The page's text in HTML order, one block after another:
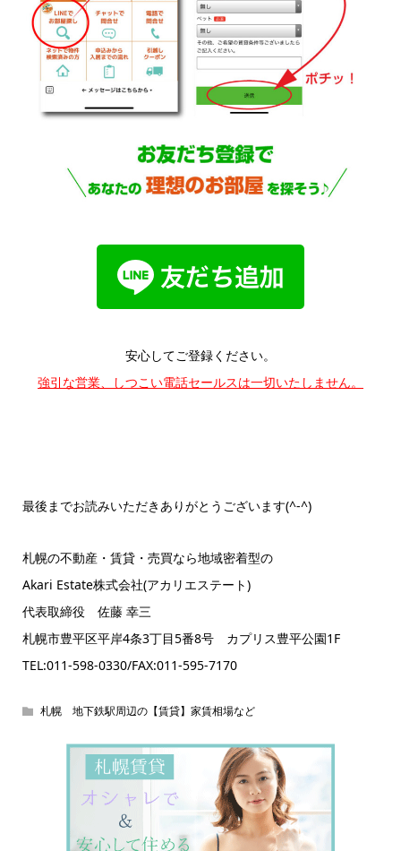
安心してご登録ください。
強引な営業、しつこい電話セールスは一切いたしません。
最後までお読みいただきありがとうございます(^-^)
札幌の不動産・賃貸・売買なら地域密着型の
Akari Estate株式会社(アカリエステート)
代表取締役 佐藤 幸三
札幌市豊平区平岸4条3丁目5番8号 カプリス豊平公園1F
TEL:011-598-0330/FAX:011-595-7170
札幌 地下鉄駅周辺の【賃貸】家賃相場など